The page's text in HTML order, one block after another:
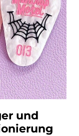
und